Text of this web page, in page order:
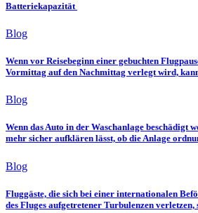
Batteriekapazität
Blog
Wenn vor Reisebeginn einer gebuchten
Vormittag auf den Nachmittag verlegt wird,
Blog
Wenn das Auto in der Waschanlage beschädigt
mehr sicher aufklären lässt, ob die Anlage
Blog
Fluggäste, die sich bei einer internationalen
des Fluges aufgetretener Turbulenzen verletzen,